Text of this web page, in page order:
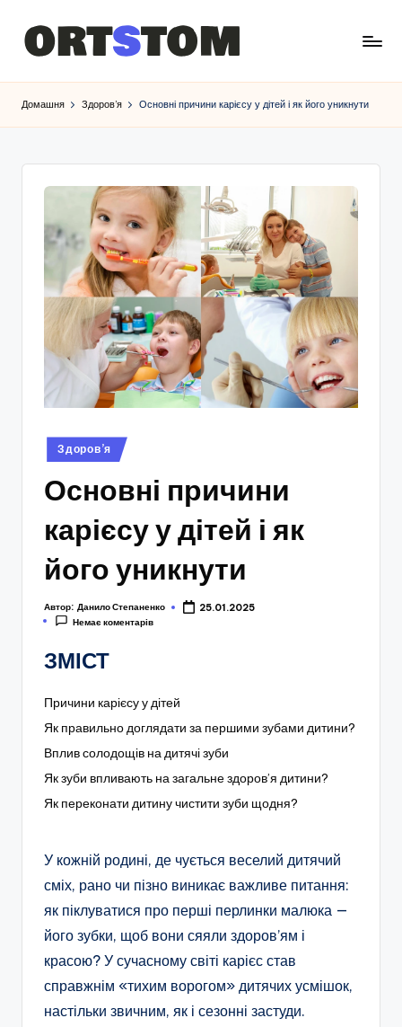
Домашня Здоров’я Основні причини карієсу у дітей і як його уникнути
Опубліковано
у
Здоров’я
Основні причини
карієсу у дітей і як
його уникнути
Автор: Данило Степаненко
25.01.2025
Немає коментарів
ЗМІСТ
Причини карієсу у дітей
Як правильно доглядати за першими зубами дитини?
Вплив солодощів на дитячі зуби
Як зуби впливають на загальне здоров’я дитини?
Як переконати дитину чистити зуби щодня?
У кожній родині, де чується веселий дитячий
сміх, рано чи пізно виникає важливе питання:
як піклуватися про перші перлинки малюка —
його зубки, щоб вони сяяли здоров’ям і
красою? У сучасному світі карієс став
справжнім «тихим ворогом» дитячих усмішок,
настільки звичним, як і сезонні застуди.